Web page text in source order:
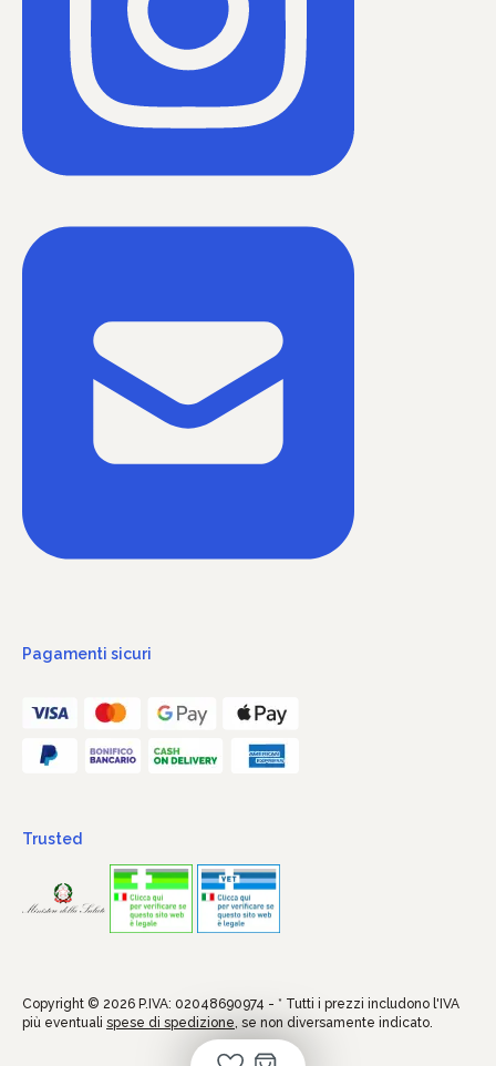
Pagamenti sicuri
Trusted
Copyright © 2026 P.IVA: 02048690974 - * Tutti i prezzi includono l'IVA
più eventuali spese di spedizione, se non diversamente indicato.